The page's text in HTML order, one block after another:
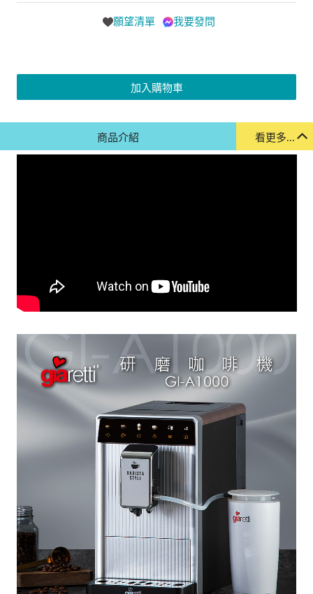
願望清單 我要發問
加入購物車
看更多...
商品介紹